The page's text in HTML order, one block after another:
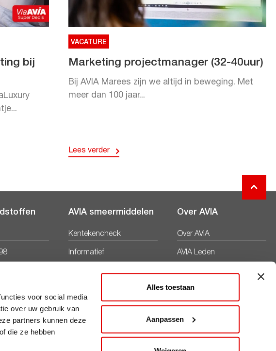
voor social media
over uw gebruik van
partners kunnen deze
die ze hebben
Alles toestaan
Aanpassen
bij
VACATURE
Marketing projectmanager (32-40uur)
Bij AVIA Marees zijn we altijd in beweging. Met
meer dan 100 jaar...
Lees verder
AVIA smeermiddelen
Kentekencheck
Informatief
Over AVIA
Over AVIA
AVIA Leden
Duurzaamheid
Werken bij